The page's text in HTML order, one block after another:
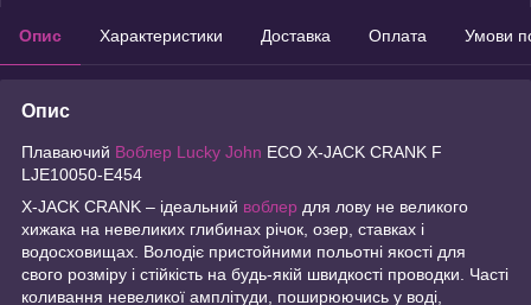
Опис Характеристики Доставка Оплата Умови
Опис
Плаваючий Воблер Lucky John ECO X-JACK CRANK F
LJE10050-E454
X-JACK CRANK – ідеальний воблер для лову не великого
хижака на невеликих глибинах річок, озер, ставках і
водосховищах. Володіє пристойними польотні якості для
свого розміру і стійкість на будь-якій швидкості проводки. Часті
коливання невеликої амплітуди, поширюючись у воді,